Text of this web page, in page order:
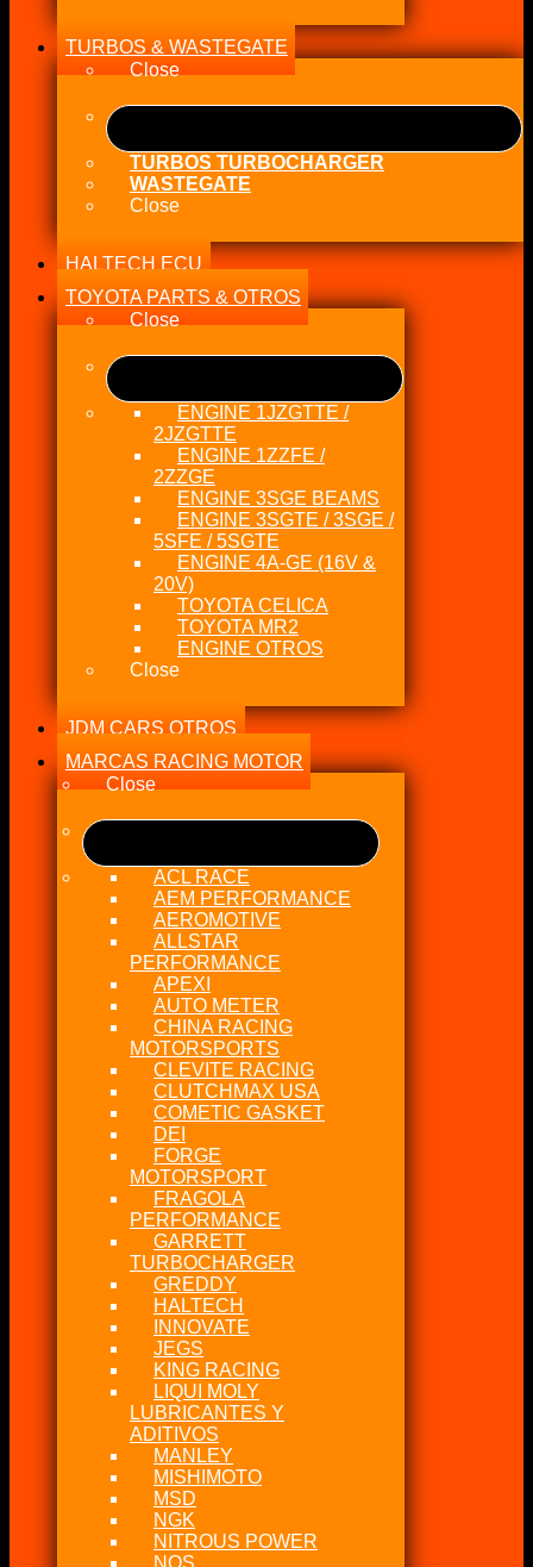
TURBOS & WASTEGATE
Close
TURBOS TURBOCHARGER
WASTEGATE
Close
HALTECH ECU
TOYOTA PARTS & OTROS
Close
ENGINE 1JZGTTE /
2JZGTTE
ENGINE 1ZZFE /
2ZZGE
ENGINE 3SGE BEAMS
ENGINE 3SGTE / 3SGE /
5SFE / 5SGTE
ENGINE 4A-GE (16V &
20V)
TOYOTA CELICA
TOYOTA MR2
ENGINE OTROS
Close
JDM CARS OTROS
MARCAS RACING MOTOR
Close
ACL RACE
AEM PERFORMANCE
AEROMOTIVE
ALLSTAR
PERFORMANCE
APEXI
AUTO METER
CHINA RACING
MOTORSPORTS
CLEVITE RACING
CLUTCHMAX USA
COMETIC GASKET
DEI
FORGE
MOTORSPORT
FRAGOLA
PERFORMANCE
GARRETT
TURBOCHARGER
GREDDY
HALTECH
INNOVATE
JEGS
KING RACING
LIQUI MOLY
LUBRICANTES Y
ADITIVOS
MANLEY
MISHIMOTO
MSD
NGK
NITROUS POWER
NOS